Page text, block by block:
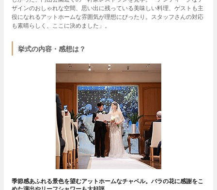
ザインのおしゃれな空間、思い出に残っている美味しい料理、ゲストも主
役になれるアットホームな雰囲気が理想にぴったり。スタッフさんの対応
も素晴らしく、ここに決めました」。
挙式の内容・感想は？
季節感あふれる景色を望むアットホームなチャペル。バラの花に感謝をこ